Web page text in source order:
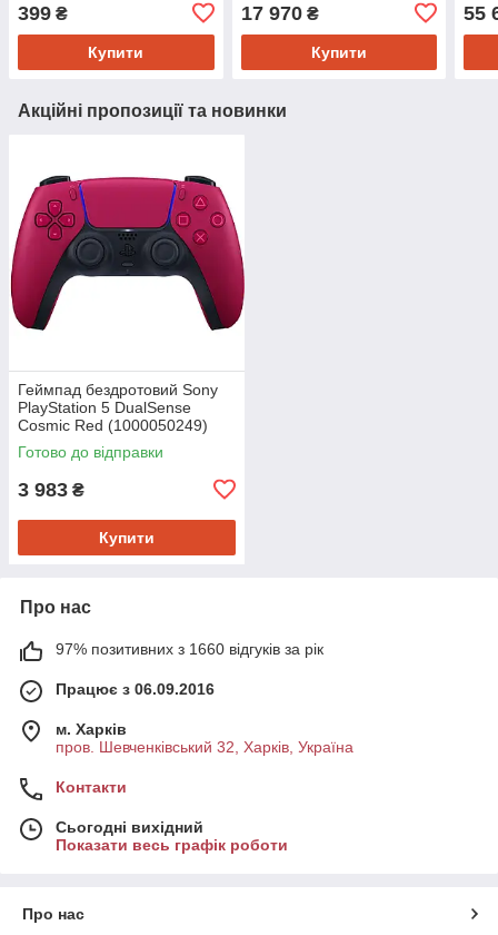
399 ₴
Купити
17 970₴
Купити
55
Акційні пропозиції та новинки
Геймпад бездротовий Sony
PlayStation 5 DualSense
Cosmic Red (1000050249)
Готово до відправки
3 983 ₴
Купити
Про нас
97% позитивних з 1660 відгуків за рік
Працює з 06.09.2016
м. Харків
пров. Шевченківський 32, Харків, Україна
Контакти
Сьогодні вихідний
Показати весь графік роботи
Про нас